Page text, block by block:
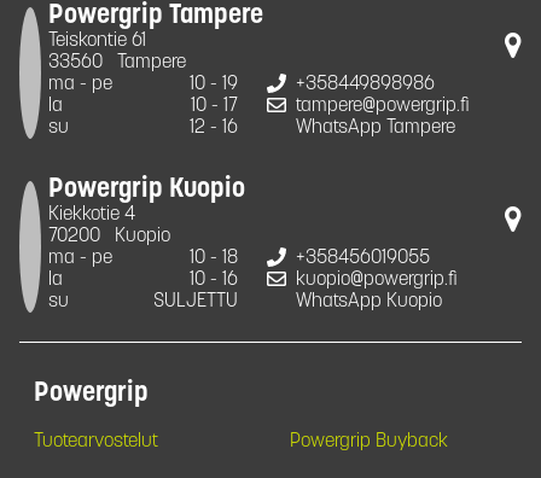
Powergrip Tampere
Teiskontie 61
33560
Tampere
ma - pe
10 - 19
la
10 - 17
su
12 - 16
+358449898986
tampere@powergrip.fi
WhatsApp Tampere
Powergrip Kuopio
Kiekkotie 4
70200
Kuopio
ma - pe
10 - 18
la
10 - 16
su
SULJETTU
+358456019055
kuopio@powergrip.fi
WhatsApp Kuopio
Powergrip
Tuotearvostelut Powergrip Buyback